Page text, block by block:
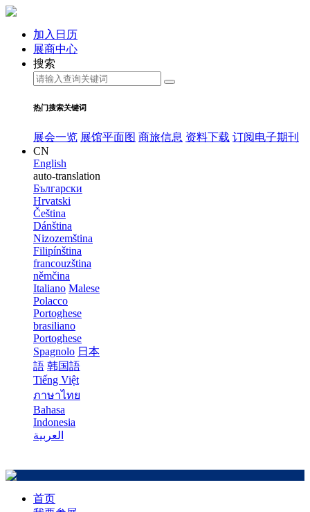
加入日历
展商中心
搜索
热门搜索关键词
展会一览 展馆平面图 商旅信息 资料下载 订阅电子期刊
CN
English
auto-translation
Български
Hrvatski
Čeština
Dánština
Nizozemština
Filipínština
francouzština
němčina
Italiano Malese
Polacco
Portoghese
brasiliano
Portoghese
Spagnolo 日本
語 韩国語
Tiếng Việt
ภาษาไทย
Bahasa
Indonesia
العربية
首页